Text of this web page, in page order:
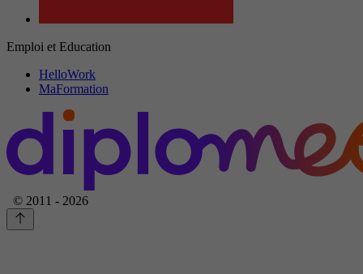
Emploi et Education
HelloWork
MaFormation
© 2011 - 2026